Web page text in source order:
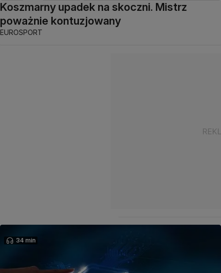
Koszmarny upadek na skoczni. Mistrz
poważnie kontuzjowany
EUROSPORT
34 min